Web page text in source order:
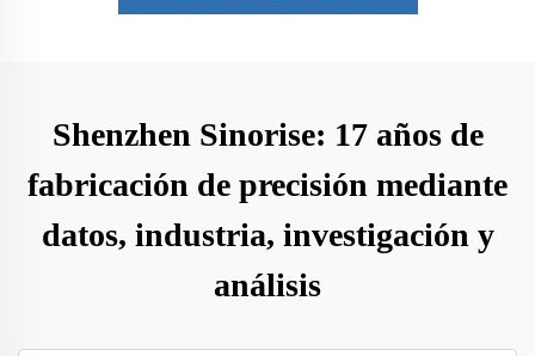
Shenzhen Sinorise: 17 años de
fabricación de precisión mediante
datos, industria, investigación y
análisis